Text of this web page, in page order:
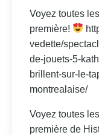
Voyez toutes
première!
vedette/
de-jouets-5-
brillent-sur-le-
montrealaise/
Voyez toutes
première de